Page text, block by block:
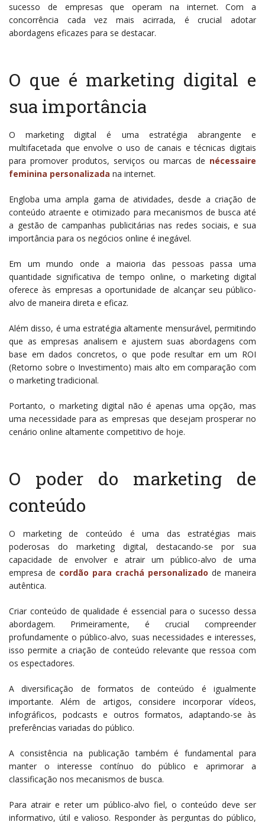
sucesso de empresas que operam na internet. Com a
concorrência cada vez mais acirrada, é crucial adotar
abordagens eficazes para se destacar.
O que é marketing digital e
sua importância
O marketing digital é uma estratégia abrangente e
multifacetada que envolve o uso de canais e técnicas digitais
para promover produtos, serviços ou marcas de nécessaire
feminina personalizada na internet.
Engloba uma ampla gama de atividades, desde a criação de
conteúdo atraente e otimizado para mecanismos de busca até
a gestão de campanhas publicitárias nas redes sociais, e sua
importância para os negócios online é inegável.
Em um mundo onde a maioria das pessoas passa uma
quantidade significativa de tempo online, o marketing digital
oferece às empresas a oportunidade de alcançar seu público-
alvo de maneira direta e eficaz.
Além disso, é uma estratégia altamente mensurável, permitindo
que as empresas analisem e ajustem suas abordagens com
base em dados concretos, o que pode resultar em um ROI
(Retorno sobre o Investimento) mais alto em comparação com
o marketing tradicional.
Portanto, o marketing digital não é apenas uma opção, mas
uma necessidade para as empresas que desejam prosperar no
cenário online altamente competitivo de hoje.
O poder do marketing de
conteúdo
O marketing de conteúdo é uma das estratégias mais
poderosas do marketing digital, destacando-se por sua
capacidade de envolver e atrair um público-alvo de uma
empresa de cordão para crachá personalizado de maneira
autêntica.
Criar conteúdo de qualidade é essencial para o sucesso dessa
abordagem. Primeiramente, é crucial compreender
profundamente o público-alvo, suas necessidades e interesses,
isso permite a criação de conteúdo relevante que ressoa com
os espectadores.
A diversificação de formatos de conteúdo é igualmente
importante. Além de artigos, considere incorporar vídeos,
infográficos, podcasts e outros formatos, adaptando-se às
preferências variadas do público.
A consistência na publicação também é fundamental para
manter o interesse contínuo do público e aprimorar a
classificação nos mecanismos de busca.
Para atrair e reter um público-alvo fiel, o conteúdo deve ser
informativo, útil e valioso. Responder às perguntas do público,